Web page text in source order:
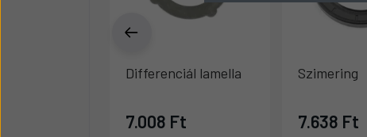
Differenciál lamella
7.008 Ft
Szimering
7.638 Ft